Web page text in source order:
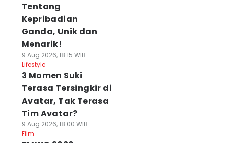
Tentang
Kepribadian
Ganda, Unik dan
Menarik!
9 Aug 2026, 18:15 WIB
Lifestyle
3 Momen Suki
Terasa Tersingkir di
Avatar, Tak Terasa
Tim Avatar?
9 Aug 2026, 18:00 WIB
Film